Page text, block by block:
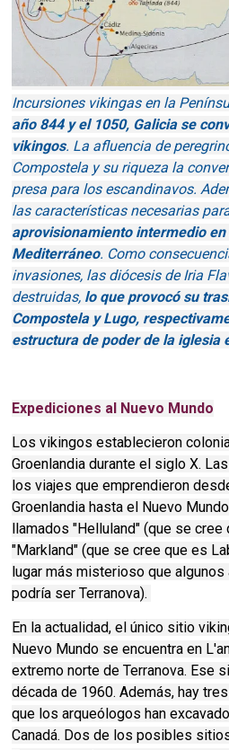
Incursiones vikingas en la
año 844 y el 1050, Galicia se
vikingos. La afluencia de
Compostela y su riqueza la
presa para los escandinavos.
las características necesarias
aprovisionamiento intermedio
Mediterráneo. Como
invasiones, las diócesis de Iria
destruidas, lo que provocó su
Compostela y Lugo,
estructura de poder de la iglesia
Expediciones al Nuevo Mundo
Los vikingos establecieron
Groenlandia durante el siglo X.
los viajes que emprendieron
Groenlandia hasta el Nuevo
llamados "Helluland" (que se
"Markland" (que se cree que es
lugar más misterioso que
podría ser Terranova).
En la actualidad, el único sitio
Nuevo Mundo se encuentra en
extremo norte de Terranova. Ese
década de 1960. Además, hay
que los arqueólogos han
Canadá. Dos de los posibles